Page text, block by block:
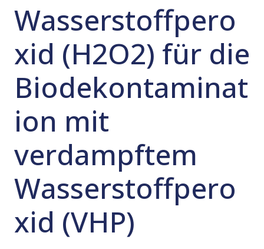
Wasserstoffpero
xid (H2O2) für die
Biodekontaminat
ion mit
verdampftem
Wasserstoffpero
xid (VHP)